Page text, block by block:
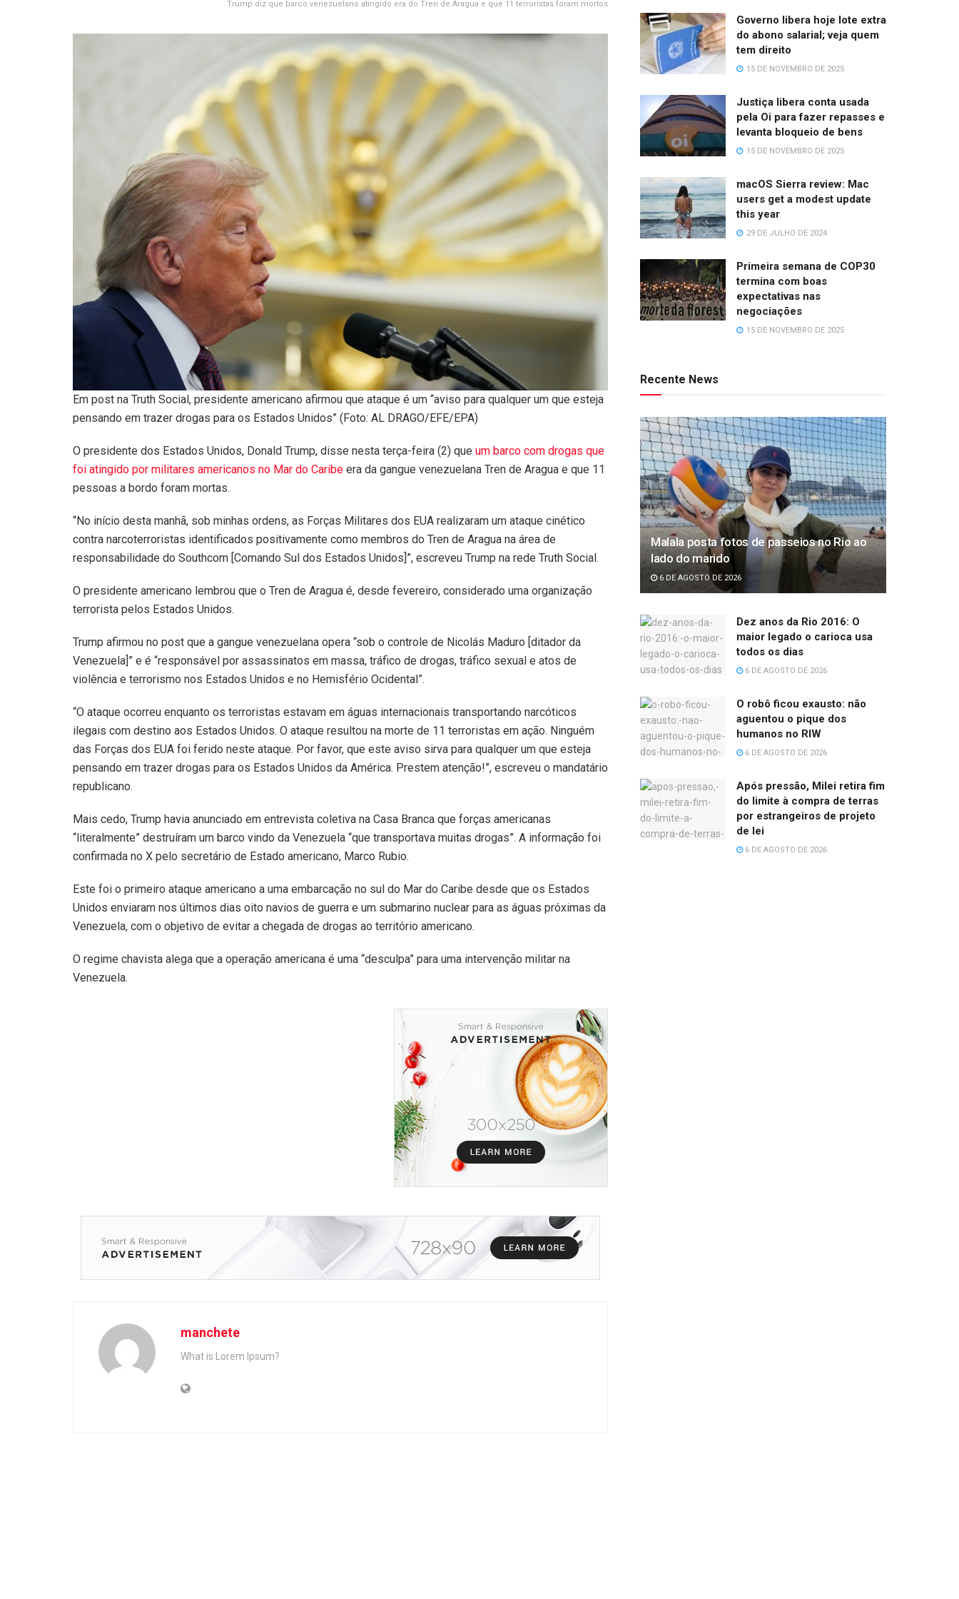
Trump diz que barco venezuelano atingido era do Tren de Aragua e que 11 terroristas foram mortos
Em post na Truth Social, presidente americano afirmou que ataque é um “aviso para qualquer um que esteja
pensando em trazer drogas para os Estados Unidos” (Foto: AL DRAGO/EFE/EPA)
O presidente dos Estados Unidos, Donald Trump, disse nesta terça-feira (2) que um barco com drogas que
foi atingido por militares americanos no Mar do Caribe era da gangue venezuelana Tren de Aragua e que 11
pessoas a bordo foram mortas.
“No início desta manhã, sob minhas ordens, as Forças Militares dos EUA realizaram um ataque cinético
contra narcoterroristas identificados positivamente como membros do Tren de Aragua na área de
responsabilidade do Southcom [Comando Sul dos Estados Unidos]”, escreveu Trump na rede Truth Social.
O presidente americano lembrou que o Tren de Aragua é, desde fevereiro, considerado uma organização
terrorista pelos Estados Unidos.
Trump afirmou no post que a gangue venezuelana opera “sob o controle de Nicolás Maduro [ditador da
Venezuela]” e é “responsável por assassinatos em massa, tráfico de drogas, tráfico sexual e atos de
violência e terrorismo nos Estados Unidos e no Hemisfério Ocidental”.
“O ataque ocorreu enquanto os terroristas estavam em águas internacionais transportando narcóticos
ilegais com destino aos Estados Unidos. O ataque resultou na morte de 11 terroristas em ação. Ninguém
das Forças dos EUA foi ferido neste ataque. Por favor, que este aviso sirva para qualquer um que esteja
pensando em trazer drogas para os Estados Unidos da América. Prestem atenção!”, escreveu o mandatário
republicano.
Mais cedo, Trump havia anunciado em entrevista coletiva na Casa Branca que forças americanas
“literalmente” destruíram um barco vindo da Venezuela “que transportava muitas drogas”. A informação foi
confirmada no X pelo secretário de Estado americano, Marco Rubio.
Este foi o primeiro ataque americano a uma embarcação no sul do Mar do Caribe desde que os Estados
Unidos enviaram nos últimos dias oito navios de guerra e um submarino nuclear para as águas próximas da
Venezuela, com o objetivo de evitar a chegada de drogas ao território americano.
O regime chavista alega que a operação americana é uma “desculpa” para uma intervenção militar na
Venezuela.
manchete
What is Lorem Ipsum?
Governo libera hoje lote extra
do abono salarial; veja quem
tem direito
15 DE NOVEMBRO DE 2025
Justiça libera conta usada
pela Oi para fazer repasses e
levanta bloqueio de bens
15 DE NOVEMBRO DE 2025
macOS Sierra review: Mac
users get a modest update
this year
29 DE JULHO DE 2024
Primeira semana de COP30
termina com boas
expectativas nas
negociações
15 DE NOVEMBRO DE 2025
Recente News
Malala posta fotos de passeios no Rio ao
lado do marido
6 DE AGOSTO DE 2026
Dez anos da Rio 2016: O
maior legado o carioca usa
todos os dias
6 DE AGOSTO DE 2026
O robô ficou exausto: não
aguentou o pique dos
humanos no RIW
6 DE AGOSTO DE 2026
Após pressão, Milei retira fim
do limite à compra de terras
por estrangeiros de projeto
de lei
6 DE AGOSTO DE 2026